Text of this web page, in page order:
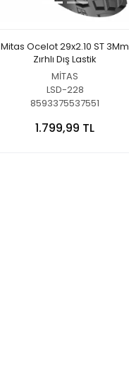
Mitas Ocelot 29x2.10 ST 3Mm
Zırhlı Dış Lastik
MİTAS
LSD-228
8593375537551
1.799,99 TL